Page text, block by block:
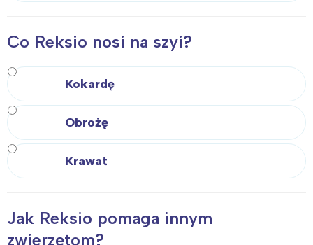
Co Reksio nosi na szyi?
Kokardę
Obrożę
Krawat
Jak Reksio pomaga innym
zwierzętom?